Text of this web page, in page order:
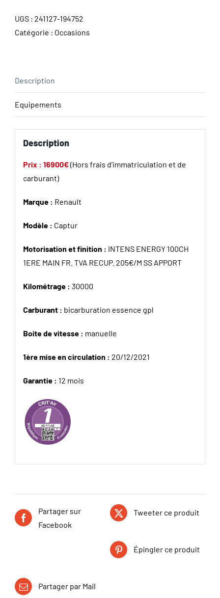
UGS : 241127-194752
Catégorie : Occasions
Description
Equipements
Description
Prix : 16900€(Hors frais d’immatriculation et de
carburant)
Marque : Renault
Modèle : Captur
Motorisation et finition : INTENS ENERGY 100CH
1ERE MAIN FR. TVA RECUP. 205€/M SS APPORT
Kilométrage : 30000
Carburant : bicarburation essence gpl
Boite de vitesse : manuelle
1ère mise en circulation : 20/12/2021
Garantie : 12 mois
Partager sur
Facebook
Tweeter ce produit
Épingler ce produit
Partager par Mail